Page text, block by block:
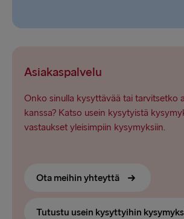
Asiakaspalvelu
Onko sinulla kysyttävää tai tarvitsetko
kanssa? Katso usein kysytyistä
vastaukset yleisimpiin kysymyksiin.
Ota meihin yhteyttä
Tutustu usein kysyttyihin